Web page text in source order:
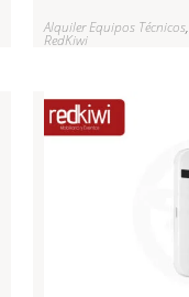
Alquiler Equipos Técnicos,
RedKiwi